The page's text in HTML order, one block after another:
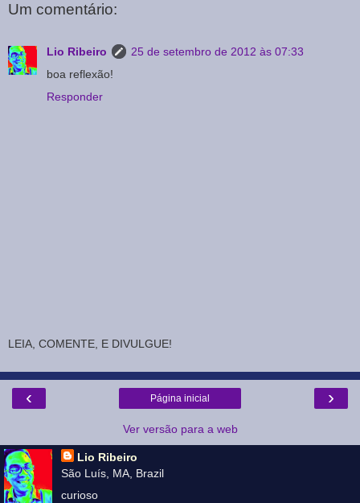
Um comentário:
Lio Ribeiro
25 de setembro de 2012 às 07:33
boa reflexão!
Responder
LEIA, COMENTE, E DIVULGUE!
‹ ›
Página inicial
Ver versão para a web
Lio Ribeiro
São Luís, MA, Brazil
curioso